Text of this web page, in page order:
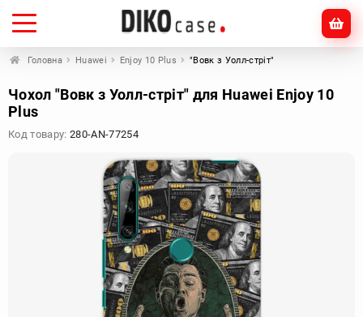
Головна Huawei Enjoy 10 Plus "Вовк з Уолл-стріт"
Чохол "Вовк з Уолл-стріт" для Huawei Enjoy 10
Plus
Код товару: 280-AN-77254